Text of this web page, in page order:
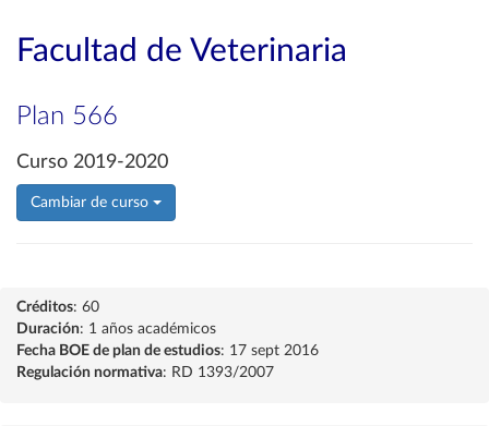
Facultad de Veterinaria
Plan 566
Curso 2019-2020
Cambiar de curso
Créditos: 60
Duración: 1 años académicos
Fecha BOE de plan de estudios: 17 sept 2016
Regulación normativa: RD 1393/2007